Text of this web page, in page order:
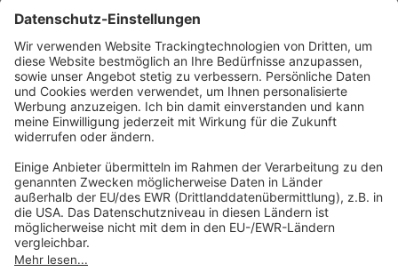
(08233) 38 11 23
service@forum-verlag.com
Mo-Do 07:30 - 17:00 Uhr
Fr 07:30 - 15:00 Uhr
Folgen Sie uns
Impressum
Datenschutz